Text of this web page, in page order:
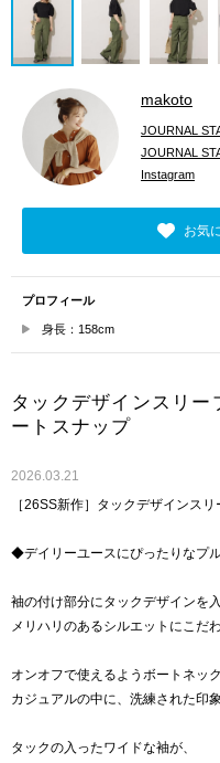
makoto
JOURNAL
JOURNAL
Instagram
お気
プロフィール
身長：158cm
タックデザインスリ
ートスナップ
2026.03.21
［26SS新作］タックデザインス
◆デイリーユースにぴったりなプ
袖の付け部分にタックデザインを入
メリハリのあるシルエットにこだ
オンオフで使えるようボートネッ
カジュアルの中に、洗練された印
タックの入ったワイドな袖が、